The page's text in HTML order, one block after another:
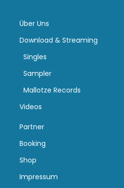
Über Uns
Download & Streaming
Singles
Sampler
Mallotze Records
Videos
Partner
Booking
Shop
Impressum